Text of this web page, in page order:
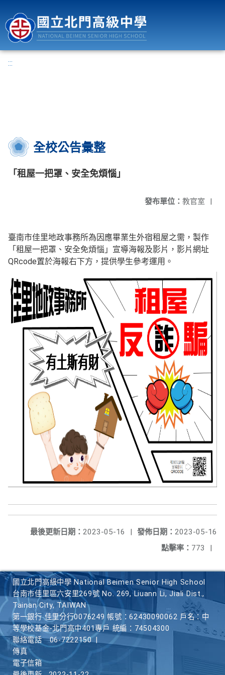
:::
全校公告彙整
「租屋一把罩、安全免煩惱」
發布單位： 教官室 |
臺南市佳里地政事務所為因應畢業生外宿租屋之需，製作
「租屋一把罩、安全免煩惱」宣導海報及影片，影片網址
QRcode置於海報右下方，提供學生參考運用。
發佈日期： 2023-05-16
最後更新日期： 2023-05-16
|
點擊率： 773 |
國立北門高級中學 National Beimen Senior High School
台南市佳里區六安里269號 No. 269, Liuann Li, Jiali Dist.,
Tainan City, TAIWAN
第一銀行 佳里分行0076249 帳號：62430090062 戶名：中
等學校基金-北門高中401專戶 統編：74504300
聯絡電話
06-7222150
傳真
電子信箱